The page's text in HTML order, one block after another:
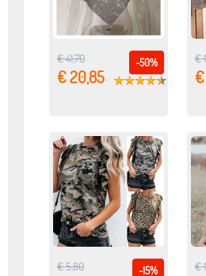
-50%
€ 41,70
€ 20,85
€
-15%
€ 5,80 €